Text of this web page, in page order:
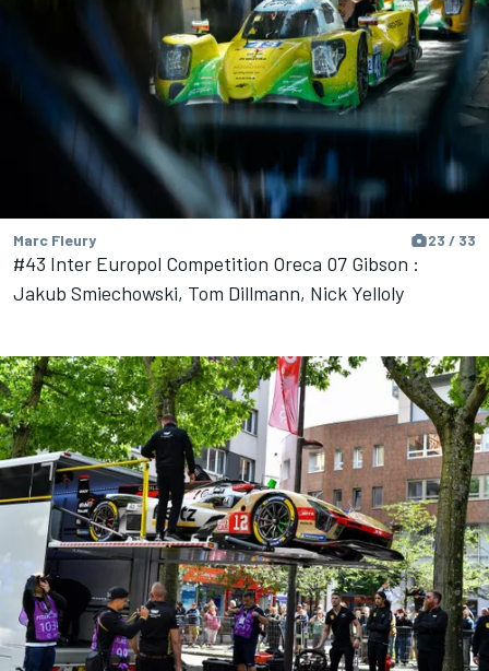
Marc Fleury 23 / 33
#43 Inter Europol Competition Oreca 07 Gibson :
Jakub Smiechowski, Tom Dillmann, Nick Yelloly